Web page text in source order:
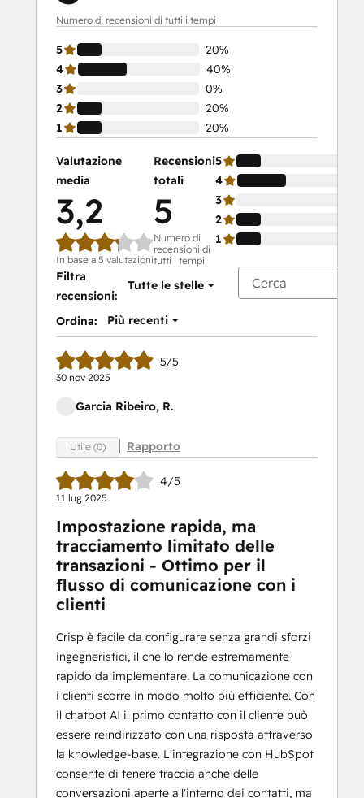
Numero di recensioni di tutti i tempi
5
20%
4
40%
3
0%
2
20%
1
20%
Valutazione
media
3,2
In base a 5 valutazioni
Recensioni
totali
5
Numero di
recensioni di
tutti i tempi
5
4
3
2
1
Filtra
recensioni:
Tutte le stelle
Ordina: Più recenti
5/5
30 nov 2025
Garcia Ribeiro, R.
Utile (0) Rapporto
4/5
11 lug 2025
Impostazione rapida, ma
tracciamento limitato delle
transazioni - Ottimo per il
flusso di comunicazione con i
clienti
Crisp è facile da configurare senza grandi sforzi
ingegneristici, il che lo rende estremamente
rapido da implementare. La comunicazione con
i clienti scorre in modo molto più efficiente. Con
il chatbot AI il primo contatto con il cliente può
essere reindirizzato con una risposta attraverso
la knowledge-base. L'integrazione con HubSpot
consente di tenere traccia anche delle
conversazioni aperte all'interno dei contatti, ma